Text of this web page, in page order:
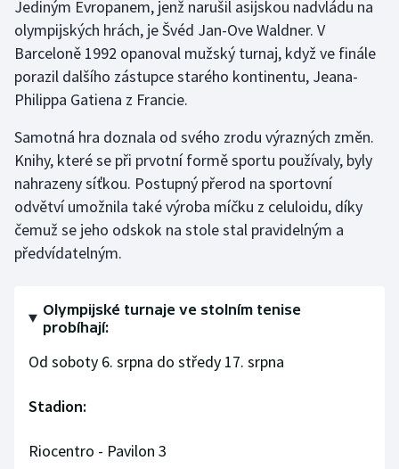
Házená
Jezdectví
Judo
Krasobruslení
Lezení
Lyže a snowboard
Moderní pětiboj
Motorsport
Jediným Evropanem, jenž narušil asijskou nadvládu na
olympijských hrách, je Švéd Jan-Ove Waldner. V
Barceloně 1992 opanoval mužský turnaj, když ve finále
porazil dalšího zástupce starého kontinentu, Jeana-
Philippa Gatiena z Francie.
Samotná hra doznala od svého zrodu výrazných změn.
Knihy, které se při prvotní formě sportu používaly, byly
nahrazeny síťkou. Postupný přerod na sportovní
odvětví umožnila také výroba míčku z celuloidu, díky
čemuž se jeho odskok na stole stal pravidelným a
předvídatelným.
Olympijské turnaje ve stolním tenise
probíhají:
Od soboty 6. srpna do středy 17. srpna
Stadion:
Riocentro - Pavilon 3